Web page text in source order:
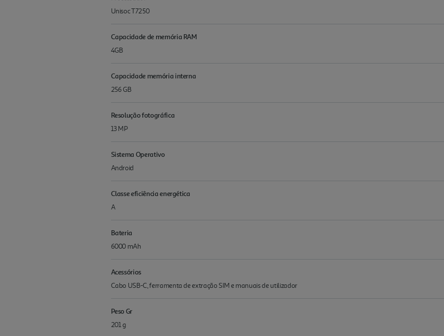
Unisoc T7250
Capacidade de memória RAM
4GB
Capacidade memória interna
256 GB
Resolução fotográfica
13 MP
Sistema Operativo
Android
Classe eficiência energética
A
Bateria
6000 mAh
Acessórios
Cabo USB-C, ferramenta de extração SIM e manuais de utilizador
Peso Gr
201 g